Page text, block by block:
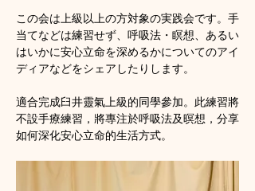
この会は上級以上の方対象の実践会です。手
当てなどは練習せず、呼吸法・瞑想、あるい
はいかに安心立命を深めるかについてのアイ
ディアなどをシェアしたりします。
適合完成臼井靈氣上級的同學參加。此練習將
不設手療練習，將專注於呼吸法及暝想，分享
如何深化安心立命的生活方式。